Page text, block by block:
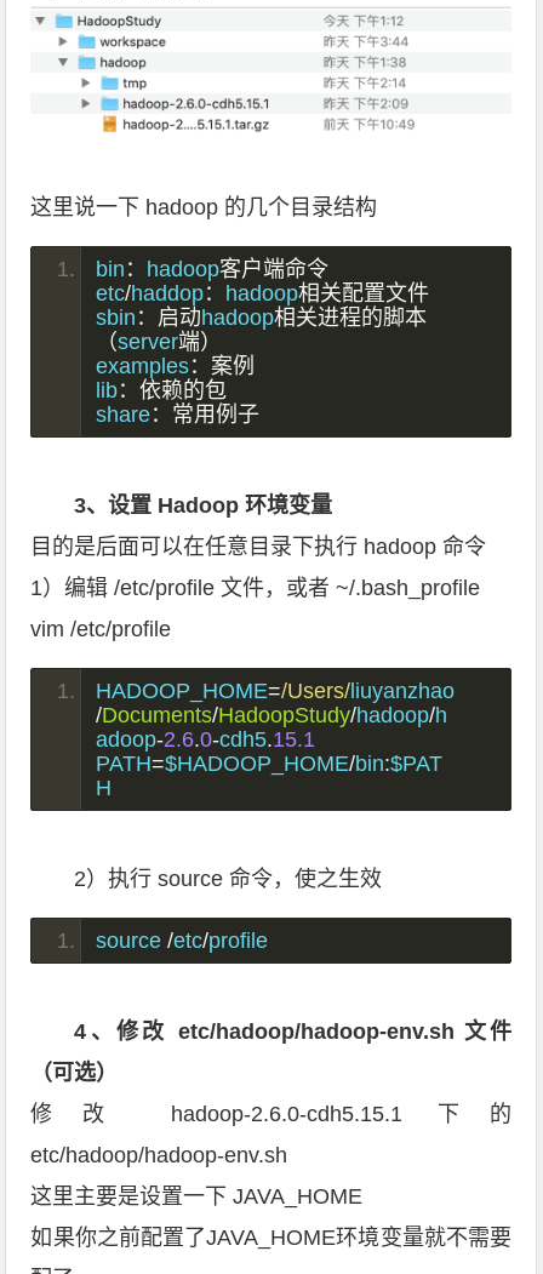
这里说一下 hadoop 的几个目录结构
bin ： hadoop客户端命令
etc/haddop： hadoop相关配置文件
sbin ：启动hadoop相关进程的脚本
（server端）
examples：案例
lib：依赖的包
share：常用例子
3、设置 Hadoop 环境变量
目的是后面可以在任意目录下执行 hadoop 命令
1）编辑 /etc/profile 文件，或者 ~/.bash_profile
vim /etc/profile
HADOOP_HOME=/Users/ liuyanzhao
/Documents/HadoopStudy/hadoop/h
adoop-2.6.0-cdh5.15.1
PATH=$HADOOP_HOME/bin:$PAT
H
2）执行 source 命令，使之生效
source /etc/profile
4、修改 etc/hadoop/hadoop-env.sh 文件
（可选）
修改 hadoop-2.6.0-cdh5.15.1 下的
etc/hadoop/hadoop-env.sh
这里主要是设置一下 JAVA_HOME
如果你之前配置了JAVA_HOME环境变量就不需要